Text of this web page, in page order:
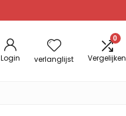
Login verlanglijst
0
Vergelijken